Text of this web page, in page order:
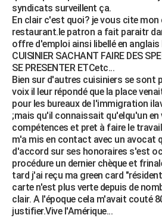
syndicats surveillent ça.
En clair c'est quoi? je vous cite
restaurant.le patron a fait paraitr
offre d'emploi ainsi libellé en anglais
CUISINIER SACHANT FAIRE DES
SE PRESENTER ETCetc...
Bien sur d'autres cuisiniers se sont
voix il leur répondé que la place
pour les bureaux de l'immigration
;mais qu'il connaissait qu'elqu'un
compétences et pret à faire le
m'a mis en contact avec un avocat
d'accord sur ses honoraires s'est
procédure un dernier chèque et
tard j'ai reçu ma green card
carte n'est plus verte depuis de
clair. A l'époque cela m'avait couté
justifier.Vive l'Amérique...